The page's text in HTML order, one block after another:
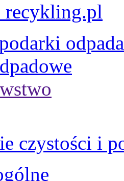
recykling.pl
czystości i